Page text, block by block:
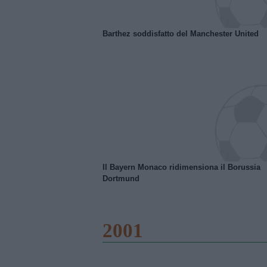
Barthez soddisfatto del Manchester United
Il Bayern Monaco ridimensiona il Borussia
Dortmund
2001